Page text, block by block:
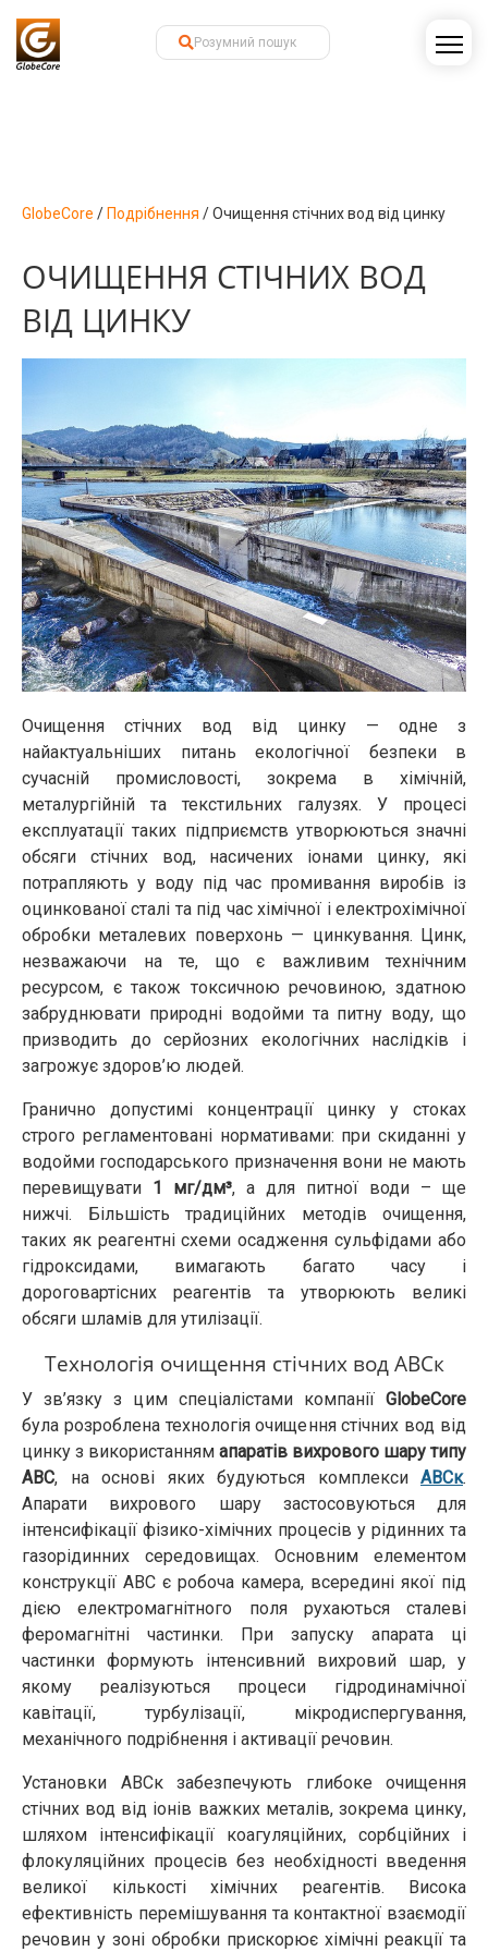
GlobeCore / Подрібнення /Очищення стічних вод від цинку
ОЧИЩЕННЯ СТІЧНИХ ВОД
ВІД ЦИНКУ
Очищення стічних вод від цинку — одне з
найактуальніших питань екологічної безпеки в
сучасній промисловості, зокрема в хімічній,
металургійній та текстильних галузях. У процесі
експлуатації таких підприємств утворюються значні
обсяги стічних вод, насичених іонами цинку, які
потрапляють у воду під час промивання виробів із
оцинкованої сталі та під час хімічної і електрохімічної
обробки металевих поверхонь — цинкування. Цинк,
незважаючи на те, що є важливим технічним
ресурсом, є також токсичною речовиною, здатною
забруднювати природні водойми та питну воду, що
призводить до серйозних екологічних наслідків і
загрожує здоров’ю людей.
Гранично допустимі концентрації цинку у стоках
строго регламентовані нормативами: при скиданні у
водойми господарського призначення вони не мають
перевищувати 1 мг/дм³, а для питної води – ще
нижчі. Більшість традиційних методів очищення,
таких як реагентні схеми осадження сульфідами або
гідроксидами, вимагають багато часу і
дороговартісних реагентів та утворюють великі
обсяги шламів для утилізації.
Технологія очищення стічних вод АВСк
У зв’язку з цим спеціалістами компанії GlobeCore
була розроблена технологія очищення стічних вод від
цинку з використанням апаратів вихрового шару типу
АВС, на основі яких будуються комплекси АВСк.
Апарати вихрового шару застосовуються для
інтенсифікації фізико-хімічних процесів у рідинних та
газорідинних середовищах. Основним елементом
конструкції АВС є робоча камера, всередині якої під
дією електромагнітного поля рухаються сталеві
феромагнітні частинки. При запуску апарата ці
частинки формують інтенсивний вихровий шар, у
якому реалізуються процеси гідродинамічної
кавітації, турбулізації, мікродиспергування,
механічного подрібнення і активації речовин.
Установки АВСк забезпечують глибоке очищення
стічних вод від іонів важких металів, зокрема цинку,
шляхом інтенсифікації коагуляційних, сорбційних і
флокуляційних процесів без необхідності введення
великої кількості хімічних реагентів. Висока
ефективність перемішування та контактної взаємодії
речовин у зоні обробки прискорює хімічні реакції та